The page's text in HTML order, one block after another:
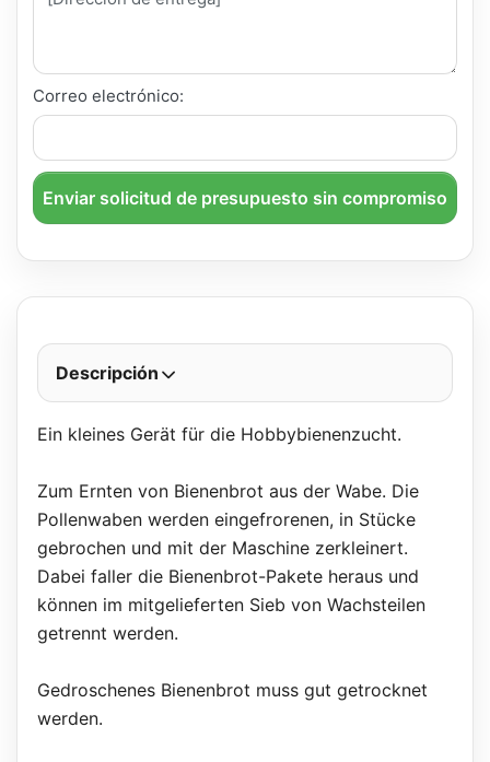
Correo electrónico:
Enviar solicitud de presupuesto sin compromiso
Descripción
Ein kleines Gerät für die Hobbybienenzucht.
Zum Ernten von Bienenbrot aus der Wabe. Die
Pollenwaben werden eingefrorenen, in Stücke
gebrochen und mit der Maschine zerkleinert.
Dabei faller die Bienenbrot-Pakete heraus und
können im mitgelieferten Sieb von Wachsteilen
getrennt werden.
Gedroschenes Bienenbrot muss gut getrocknet
werden.